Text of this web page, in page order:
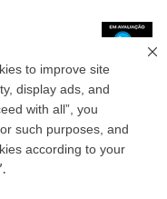
to improve site
display ads, and
with all”, you
such purposes, and
according to your
Via de Acesso Norte, Km 38,
07789-100 | CNPJ:
das Nações Unidas,
São Paulo, SP |
Avenida Tucunaré, 125 -